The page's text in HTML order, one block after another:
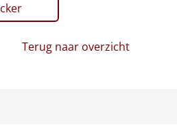
Terug naar overzicht